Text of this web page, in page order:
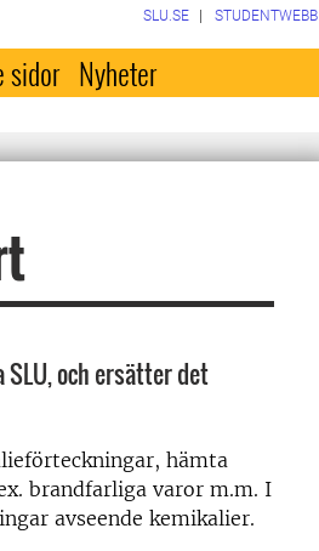
SLU.SE STUDENTWEBB
sidor Nyheter
och ersätter det
hämta
brandfarliga varor m.m. I
avseende kemikalier.